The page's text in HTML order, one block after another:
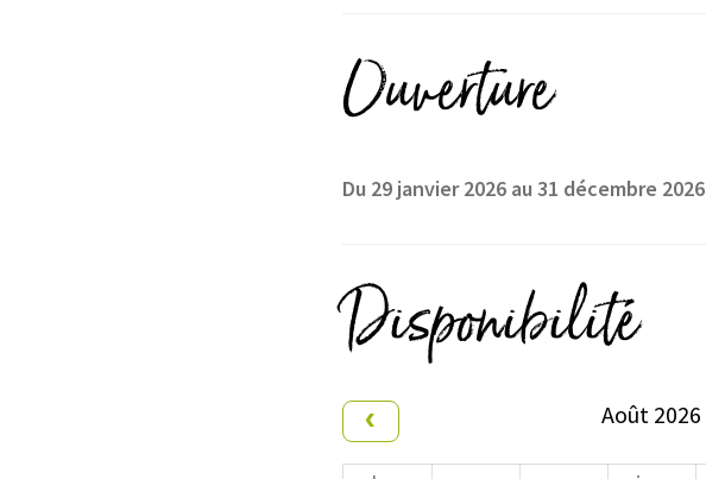
Ouverture
Du 29 janvier 2026 au 31 décembre 2026
Disponibilité
Août 2026